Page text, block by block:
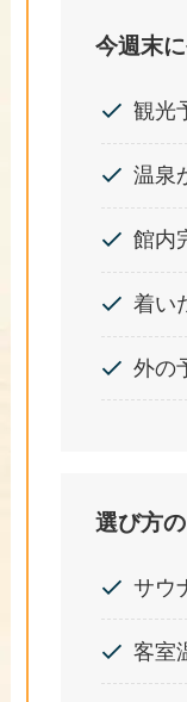
今週末
観光
温泉
館内
着い
外の
選び方
サウ
客室